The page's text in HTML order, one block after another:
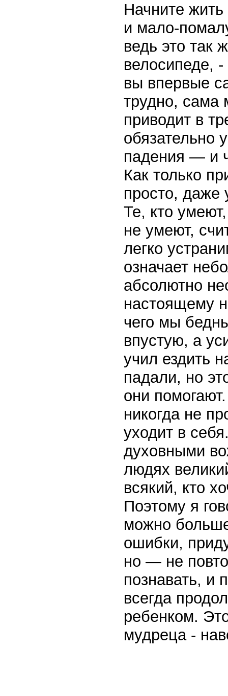
Начните
и мало-
ведь это так
велосипеде,
вы впервые
трудно, сама
приводит в
обязательно
падения — и
Как только
просто, даже
Те, кто
не умеют,
легко
означает
абсолютно
настоящему
чего мы
впустую, а
учил ездить
падали, но
они
никогда не
уходит в
духовными
людях
всякий, кто
Поэтому я
можно
ошибки,
но — не
познавать, и
всегда
ребенком.
мудреца -